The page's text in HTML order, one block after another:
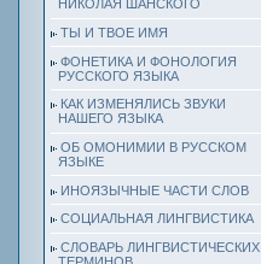
НИКОЛАЯ ШАНСКОГО
ТЫ И ТВОЕ ИМЯ
ФОНЕТИКА И ФОНОЛОГИЯ
РУССКОГО ЯЗЫКА
КАК ИЗМЕНЯЛИСЬ ЗВУКИ
НАШЕГО ЯЗЫКА
ОБ ОМОНИМИИ В РУССКОМ
ЯЗЫКЕ
ИНОЯЗЫЧНЫЕ ЧАСТИ СЛОВ
СОЦИАЛЬНАЯ ЛИНГВИСТИКА
СЛОВАРЬ ЛИНГВИСТИЧЕСКИХ